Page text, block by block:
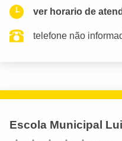
ver horario de
telefone não
Escola Municipal